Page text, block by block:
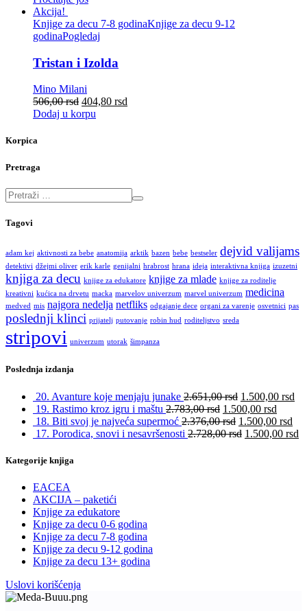
Akcija!
Knjige za decu 7-8 godinaKnjige za decu 9-12
godinaPogledaj
Tristan i Izolda
Mino Milani
506,00rsd 404,80 rsd
Dodaj u korpu
Korpica
Pretraga
Tagovi
adam kej aktivnosti za bebe anatomija arktik bazen bebe bestseler dejvid valijams
detektivi džejmi oliver erik karle genijalni hrabrost hrana ideja interaktivna knjiga izuzetni
knjiga za decu knjige za edukatore knjige za mlade knjige za roditelje
kreativni kućica na drvetu macka marvelov univerzum marvel univerzum medicina
medved mis najgora nedelja netfliks odgajanje dece organi za varenje osvetnici pas
poslednji klinci prijatelj putovanje robin hud roditeljstvo sreda
stripovi univerzum utorak šimpanza
Poslednja izdanja
20. Avanture koje menjaju junake 2.651,00rsd 1.500,00 rsd
19. Rastimo kroz igru i maštu 2.783,00rsd 1.500,00 rsd
18. Biti svoj je najveća supermoć 2.376,00rsd 1.500,00 rsd
17. Porodica, snovi i nesavršenosti 2.728,00rsd 1.500,00 rsd
Kategorije knjiga
EACEA
AKCIJA – paketići
Knjige za edukatore
Knjige za decu 0-6 godina
Knjige za decu 7-8 godina
Knjige za decu 9-12 godina
Knjige za decu 13+ godina
Uslovi korišćenja